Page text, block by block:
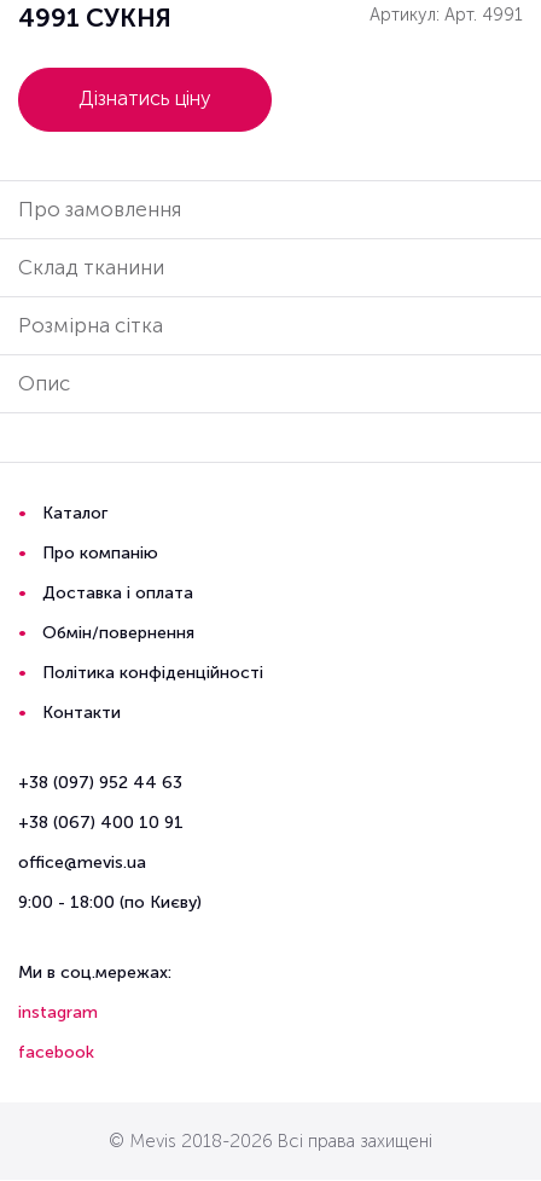
4991 СУКНЯ Артикул: Арт. 4991
Дізнатись ціну
Про замовлення
Cклад тканини
Розмірна сітка
Опис
Каталог
Про компанію
Доставка і оплата
Обмін/повернення
Політика конфіденційності
Контакти
+38 (097) 952 44 63
+38 (067) 400 10 91
office@mevis.ua
9:00 - 18:00 (по Києву)
Ми в соц.мережах:
instagram
facebook
© Mevis 2018-2026 Всі права захищені